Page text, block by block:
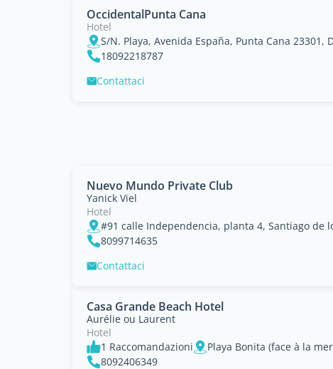
OccidentalPunta Cana
Hotel
S/N. Playa, Avenida España, Punta Cana 23301,
18092218787
Contattaci
Nuevo Mundo Private Club
Yanick Viel
Hotel
#91 calle Independencia, planta 4, Santiago de
8099714635
Contattaci
Casa Grande Beach Hotel
Aurélie ou Laurent
Hotel
1 Raccomandazioni
Playa Bonita (face à la
8092406349